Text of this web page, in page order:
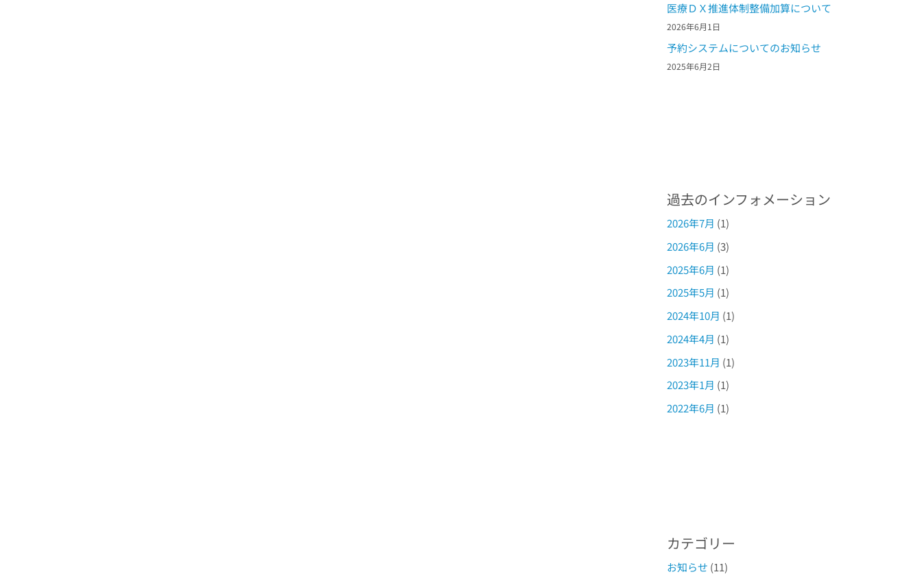
医療ＤＸ推進体制整備加算について
2026年6月1日
予約システムについてのお知らせ
2025年6月2日
過去のインフォメーション
2026年7月 (1)
2026年6月 (3)
2025年6月 (1)
2025年5月 (1)
2024年10月 (1)
2024年4月 (1)
2023年11月 (1)
2023年1月 (1)
2022年6月 (1)
カテゴリー
お知らせ (11)